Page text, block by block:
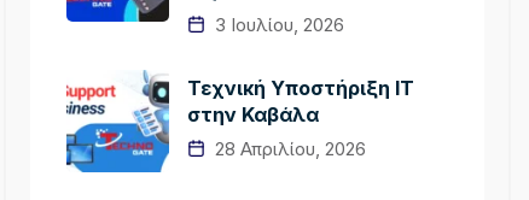
3 Ιουλίου, 2026
Τεχνική Υποστήριξη IT
στην Καβάλα
28 Απριλίου, 2026